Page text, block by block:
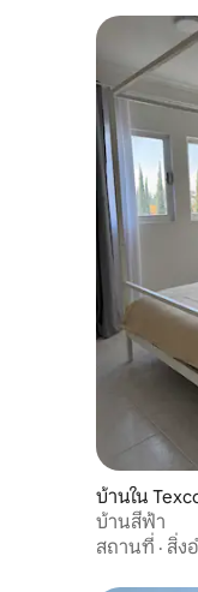
บ้านใน
บ้านสีฟ้า
สถานที่ · สิ่ง